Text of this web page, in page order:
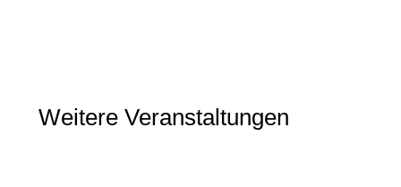
Weitere Veranstaltungen